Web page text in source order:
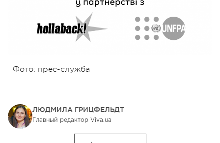
Фото: прес-служба
ЛЮДМИЛА ГРИЦФЕЛЬДТ
Главный редактор Viva.ua